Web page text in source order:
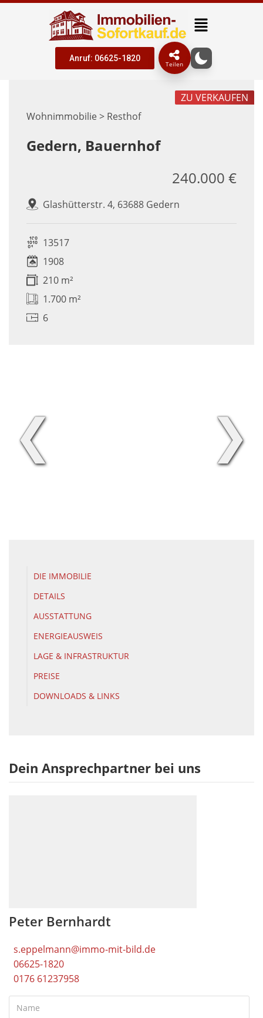
Anruf: 06625-1820
Teilen
Wohnimmobilie > Resthof
ZU VERKAUFEN
Gedern, Bauernhof
Glashütterstr. 4, 63688 Gedern
240.000 €
13517
1908
210 m²
1.700 m²
6
❮ ❯
DIE IMMOBILIE
DETAILS
AUSSTATTUNG
ENERGIEAUSWEIS
LAGE & INFRASTRUKTUR
PREISE
DOWNLOADS & LINKS
Dein Ansprechpartner bei uns
Peter Bernhardt
s.eppelmann@immo-mit-bild.de
06625-1820
0176 61237958